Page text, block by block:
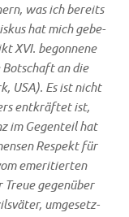
was ich bereits
hat mich gebe­
XVI. begon­ne­ne
an die
USA). Es ist nicht
ent­kräf­tet ist,
im Gegen­teil hat
Respekt für
eme­ri­tier­ten
gegen­über
umge­setz­